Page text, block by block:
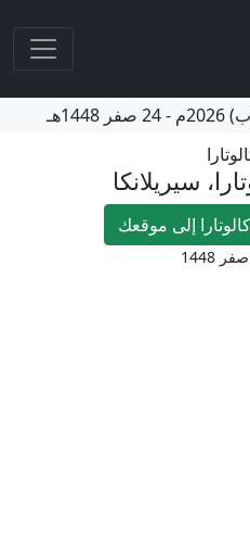
-24 صفر 1448هـ
سيريلانكا
إلى موقعك